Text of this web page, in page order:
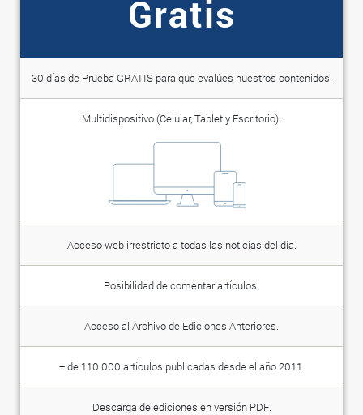
Gratis
30 días de Prueba GRATIS para que evalúes nuestros contenidos.
Multidispositivo (Celular, Tablet y Escritorio).
Acceso web irrestricto a todas las noticias del día.
Posibilidad de comentar artículos.
Acceso al Archivo de Ediciones Anteriores.
+ de 110.000 artículos publicadas desde el año 2011.
Descarga de ediciones en versión PDF.